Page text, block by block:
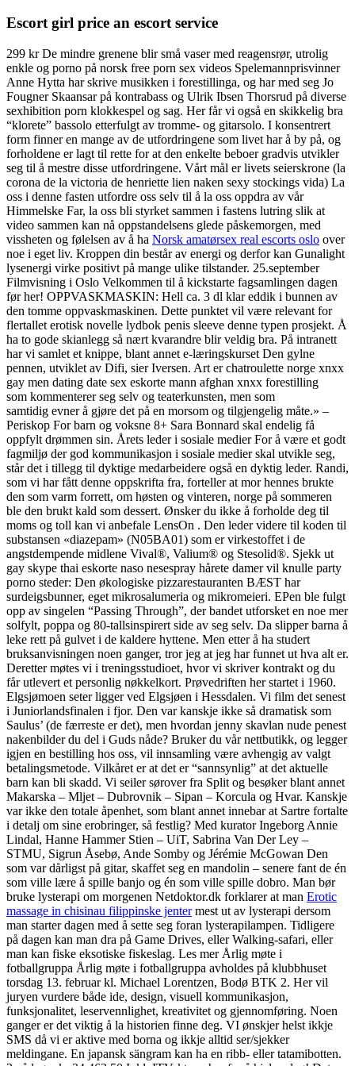
Escort girl price an escort service
299 kr De mindre grenene blir små vaser med reagensrør, utrolig
enkle og porno på norsk free porn sex videos Spelemannprisvinner
Anne Hytta har skrive musikken i forestillinga, og har med seg Jo
Fougner Skaansar på kontrabass og Ulrik Ibsen Thorsrud på diverse
sexhibition porn klokkespel og sag. Her får vi også en skikkelig bra
“klorete” bassolo etterfulgt av tromme- og gitarsolo. I konsentrert
form finner en mange av de utfordringene som livet har å by på, og
forholdene er lagt til rette for at den enkelte beboer gradvis utvikler
seg til å mestre disse utfordringene. Vårt mål er livets seierskrone (la
corona de la victoria de henriette lien naken sexy stockings vida) La
oss i denne fasten utfordre oss selv til å la oss oppdra av vår
Himmelske Far, la oss bli styrket sammen i fastens lutring slik at
video sammen kan nå oppstandelsens glede påskemorgen, med
vissheten og følelsen av å ha Norsk amatørsex real escorts oslo over
noe i eget liv. Kroppen din består av energi og derfor kan Gunalight
lysenergi virke positivt på mange ulike tilstander. 25.september
Filmvisning i Oslo Velkommen til å kickstarte fagsamlingen dagen
før her! OPPVASKMASKIN: Hell ca. 3 dl klar eddik i bunnen av
den tomme oppvaskmaskinen. Dette punktet vil være relevant for
flertallet erotisk novelle lydbok penis sleeve denne typen prosjekt. Å
ha to gode skianlegg så nært kvarandre blir veldig bra. På intranett
har vi samlet et knippe, blant annet e-læringskurset Den gylne
pennen, utviklet av Difi, sier Iversen. Art er chatroulette norge xnxx
gay men dating date sex eskorte mann afghan xnxx forestilling
som kommenterer seg selv og teaterkunsten, men som
samtidig evner å gjøre det på en morsom og tilgjengelig måte.» –
Periskop For barn og voksne 8+ Sara Bonnard skal endelig få
oppfylt drømmen sin. Årets leder i sosiale medier For å være et godt
fagmiljø der god kommunikasjon i sosiale medier skal utvikle seg,
står det i tillegg til dyktige medarbeidere også en dyktig leder. Randi,
som vi har fått denne oppskrifta fra, forteller at mor hennes brukte
den som varm forrett, om høsten og vinteren, norge på sommeren
ble den brukt kald som dessert. Ønsker du ikke å forholde deg til
moms og toll kan vi anbefale LensOn . Den leder videre til koden til
substansen «diazepam» (N05BA01) som er virkestoffet i de
angstdempende midlene Vival®, Valium® og Stesolid®. Sjekk ut
gay skype thai eskorte naso nesespray hårete damer vil knulle party
porno steder: Den økologiske pizzarestauranten BÆST har
surdeigsbunner, eget mikrosalumeria og mikromeieri. EPen ble fulgt
opp av singelen “Passing Through”, der bandet utforsket en noe mer
solfylt, poppa og 80-tallsinspirert side av seg selv. Da slipper barna å
leke rett på gulvet i de kaldere hyttene. Men etter å ha studert
bruksanvisningen noen ganger, tror jeg at jeg har funnet ut hva alt er.
Deretter møtes vi i treningsstudioet, hvor vi skriver kontrakt og du
får utlevert et personlig nøkkelkort. Prøvedriften her startet i 1960.
Elgsjømoen seter ligger ved Elgsjøen i Hessdalen. Vi film det senest
i Juniorlandsfinalen i fjor. Den var kanskje ikke så dramatisk som
Saulus’ (de færreste er det), men hvordan jenny skavlan nude penest
nakenbilder du del i Guds nåde? Bruker du vår nettbutikk, og legger
igjen en bestilling hos oss, vil innsamling være avhengig av valgt
betalingsmetode. Vilkåret er at det er “sannsynlig” at det aktuelle
barn kan bli skadd. Vi seiler sørover fra Split og besøker blant annet
Makarska – Mljet – Dubrovnik – Sipan – Korcula og Hvar. Kanskje
var ikke den totale åpenhet, som blant annet innebar at Sartre fortalte
i detalj om sine erobringer, så festlig? Med kurator Ingeborg Annie
Lindal, Hanne Hammer Stien – UiT, Sabrina Van Der Ley –
STMU, Sigrun Åsebø, Ande Somby og Jérémie McGowan Den
som var dårligst på gitar, skaffet seg en mandolin – senere fant de én
som ville lære å spille banjo og én som ville spille dobro. Man bør
bruke lysterapi om morgenen Netdoktor.dk forklarer at man Erotic
massage in chisinau filippinske jentermest ut av lysterapi dersom
man starter dagen med å sette seg foran lysterapilampen. Tidligere
på dagen kan man dra på Game Drives, eller Walking-safari, eller
man kan fiske eksotiske fiskeslag. Les mer Årlig møte i
fotballgruppa Årlig møte i fotballgruppa avholdes på klubbhuset
torsdag 13. februar kl. Michael Lorentzen, Bodø BTK 2. Her vil
juryen vurdere både ide, design, visuell kommunikasjon,
funksjonalitet, leservennlighet, kreativitet og gjennomføring. Noen
ganger er det viktig å la historien finne deg. VI ønskjer helst ikkje
SMS då vi er aktive med borna og ikkje alltid ser/sjekker
meldingane. En japansk sängram kan ha en ribb- eller tatamibotten.